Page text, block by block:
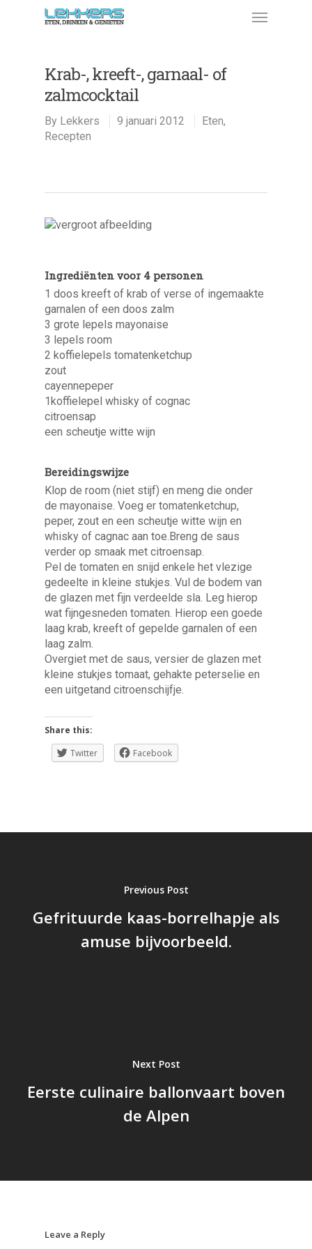
Krab-, kreeft-, garnaal- of
zalmcocktail
By Lekkers 9 januari 2012 Eten,
Recepten
Ingrediënten voor 4 personen
1 doos kreeft of krab of verse of ingemaakte
garnalen of een doos zalm
3 grote lepels mayonaise
3 lepels room
2 koffielepels tomatenketchup
zout
cayennepeper
1koffielepel whisky of cognac
citroensap
een scheutje witte wijn
Bereidingswijze
Klop de room (niet stijf) en meng die onder
de mayonaise. Voeg er tomatenketchup,
peper, zout en een scheutje witte wijn en
whisky of cagnac aan toe.Breng de saus
verder op smaak met citroensap.
Pel de tomaten en snijd enkele het vlezige
gedeelte in kleine stukjes. Vul de bodem van
de glazen met fijn verdeelde sla. Leg hierop
wat fijngesneden tomaten. Hierop een goede
laag krab, kreeft of gepelde garnalen of een
laag zalm.
Overgiet met de saus, versier de glazen met
kleine stukjes tomaat, gehakte peterselie en
een uitgetand citroenschijfje.
Share this:
Twitter
Facebook
Previous Post
Gefrituurde kaas-borrelhapje als
amuse bijvoorbeeld.
Next Post
Eerste culinaire ballonvaart boven
de Alpen
Leave a Reply